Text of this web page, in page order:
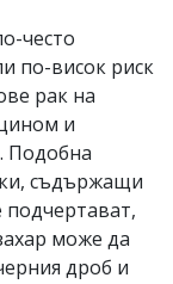
често
по-висок риск
рак на
и
Подобна
съдържащи
подчертават,
може да
дроб и